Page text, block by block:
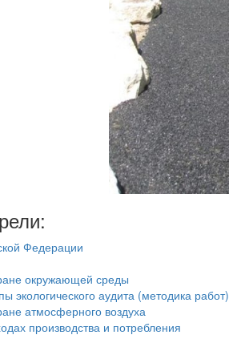
Федерации
окружающей среды
экологического аудита (методика работ)
атмосферного воздуха
производства и потребления